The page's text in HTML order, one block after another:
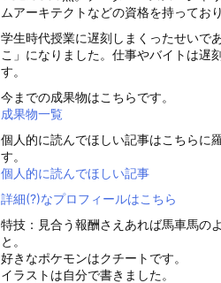
ムアーキテクトなどの資格を持っており
学生時代授業に遅刻しまくったせいで
こ」になりました。仕事やバイトは遅
す。
今までの成果物はこちらです。
成果物一覧
個人的に読んでほしい記事はこちらに
す。
個人的に読んでほしい記事
詳細(?)なプロフィールはこちら
特技：見合う報酬さえあれば馬車馬の
と。
好きなポケモンはクチートです。
イラストは自分で書きました。